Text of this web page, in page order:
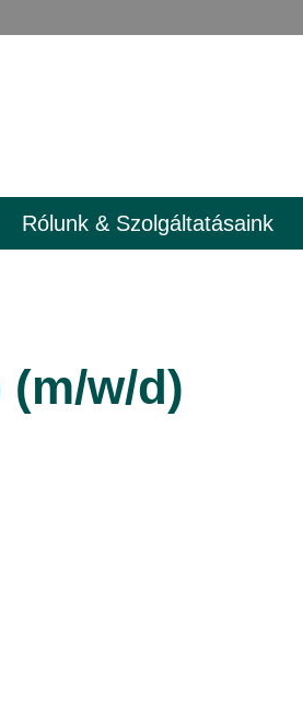
Rólunk & Szolgáltatásaink
(m/w/d)